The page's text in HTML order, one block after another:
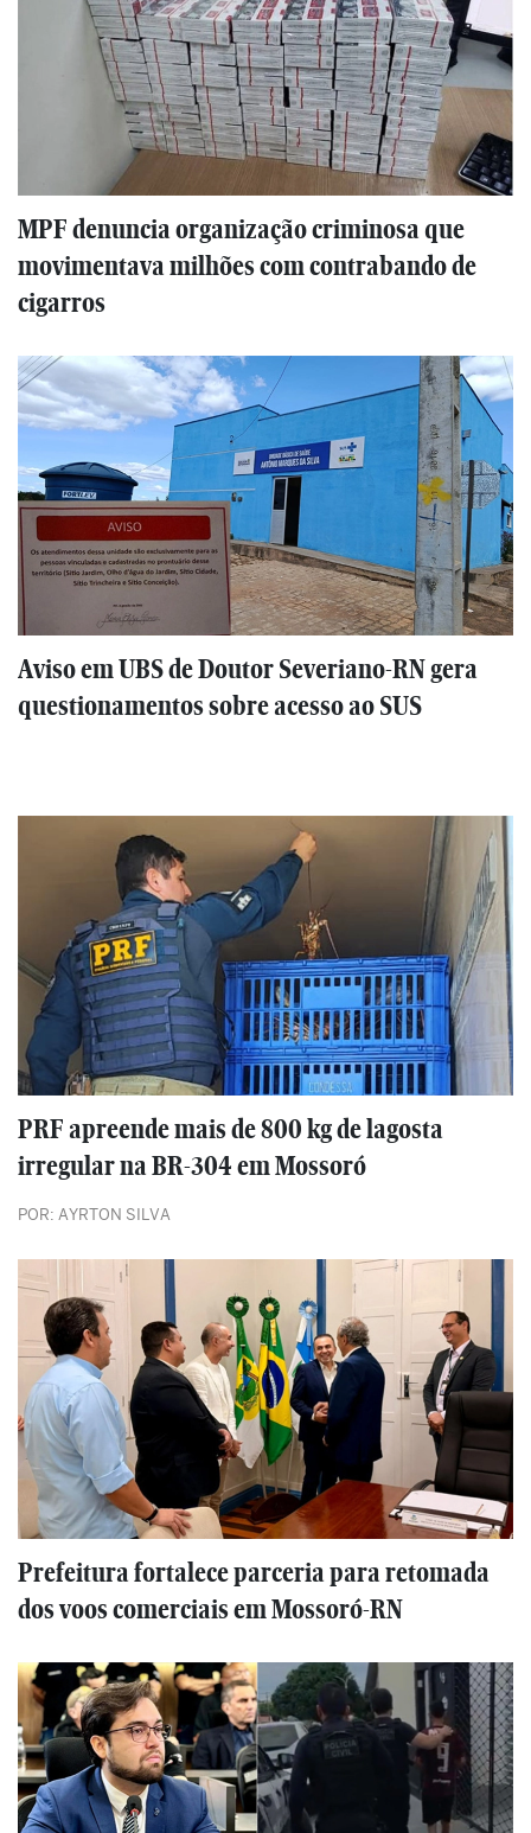
MPF denuncia organização criminosa que
movimentava milhões com contrabando de
cigarros
Aviso em UBS de Doutor Severiano-RN gera
questionamentos sobre acesso ao SUS
PRF apreende mais de 800 kg de lagosta
irregular na BR-304 em Mossoró
POR: AYRTON SILVA
Prefeitura fortalece parceria para retomada
dos voos comerciais em Mossoró-RN